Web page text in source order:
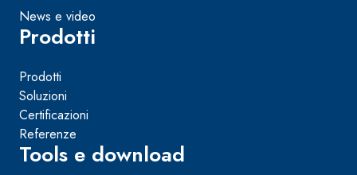
News e video
Prodotti
Prodotti
Soluzioni
Certificazioni
Referenze
Tools e download